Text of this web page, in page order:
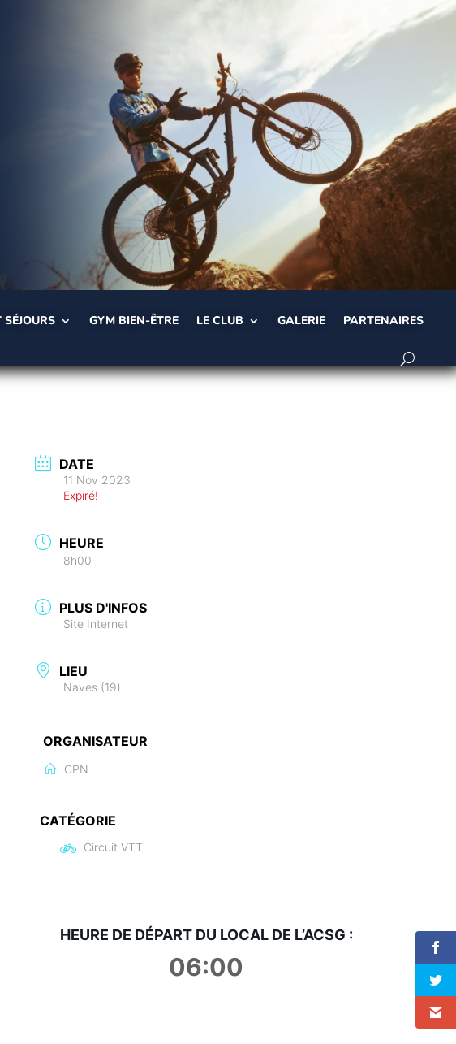
SÉJOURS GYM BIEN-ÊTRE LE CLUB GALERIE PARTENAIRES
DATE
11 Nov 2023
Expiré!
HEURE
8h00
PLUS D'INFOS
Site Internet
LIEU
Naves (19)
ORGANISATEUR
CPN
CATÉGORIE
Circuit VTT
HEURE DE DÉPART DU LOCAL DE L’ACSG :
06:00